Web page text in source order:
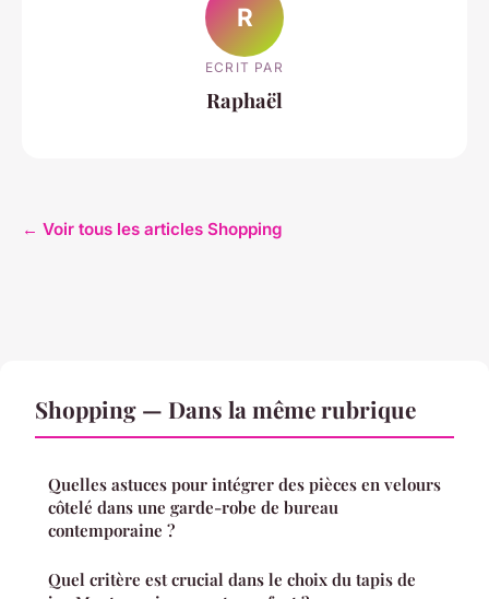
R
ECRIT PAR
Raphaël
← Voir tous les articles Shopping
Shopping — Dans la même rubrique
Quelles astuces pour intégrer des pièces en velours
côtelé dans une garde-robe de bureau
contemporaine ?
Quel critère est crucial dans le choix du tapis de